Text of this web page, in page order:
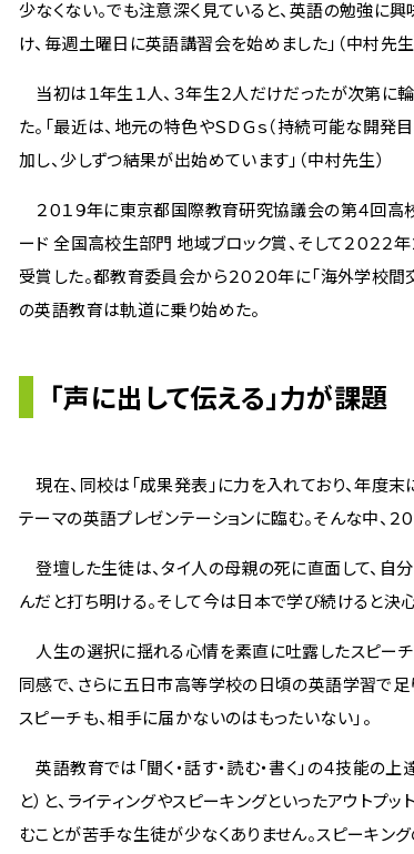
少なくない。でも注意深く見ていると、英語の勉強に
け、毎週土曜日に英語講習会を始めました」（中村先生
当初は１年生１人、３年生２人だけだったが次第に
た。「最近は、地元の特色やＳＤＧｓ（持続可能な開
加し、少しずつ結果が出始めています」（中村先生）
２０１９年に東京都国際教育研究協議会の第４回高
ード 全国高校生部門 地域ブロック賞、そして２０２
受賞した。都教育委員会から２０２０年に「海外学校
の英語教育は軌道に乗り始めた。
「声に出して伝える」力が課題
現在、同校は「成果発表」に力を入れており、年度
テーマの英語プレゼンテーションに臨む。そんな中、
登壇した生徒は、タイ人の母親の死に直面して、自
んだと打ち明ける。そして今は日本で学び続けると決
人生の選択に揺れる心情を素直に吐露したスピー
同感で、さらに五日市高等学校の日頃の英語学習で足
スピーチも、相手に届かないのはもったいない」――。
英語教育では「聞く・話す・読む・書く」の４技能の
と）と、ライティングやスピーキングといったアウトプ
むことが苦手な生徒が少なくありません。スピーキン